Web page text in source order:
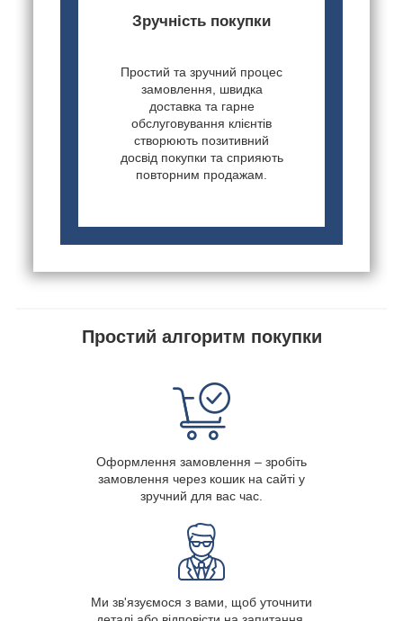
Зручність покупки
Простий та зручний процес
замовлення, швидка
доставка та гарне
обслуговування клієнтів
створюють позитивний
досвід покупки та сприяють
повторним продажам.
Простий алгоритм покупки
Оформлення замовлення – зробіть
замовлення через кошик на сайті у
зручний для вас час.
Ми зв'язуємося з вами, щоб уточнити